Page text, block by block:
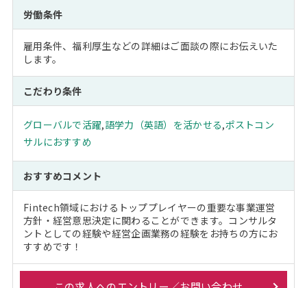
労働条件
雇用条件、福利厚生などの詳細はご面談の際にお伝えいた
します。
こだわり条件
グローバルで活躍,語学力（英語）を活かせる,ポストコン
サルにおすすめ
おすすめコメント
Fintech領域におけるトッププレイヤーの重要な事業運営
方針・経営意思決定に関わることができます。コンサルタ
ントとしての経験や経営企画業務の経験をお持ちの方にお
すすめです！